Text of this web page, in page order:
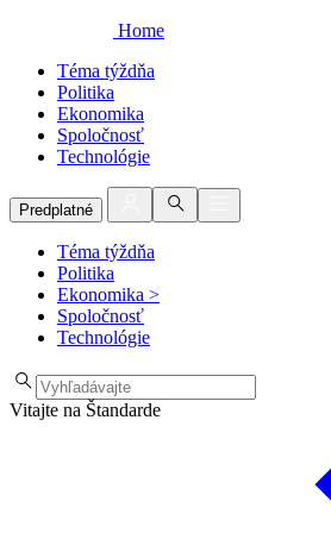
Home
Téma týždňa
Politika
Ekonomika
Spoločnosť
Technológie
Predplatné
Téma týždňa
Politika
Ekonomika >
Spoločnosť
Technológie
Vitajte na Štandarde